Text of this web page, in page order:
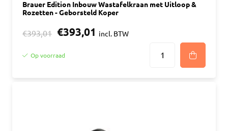
Brauer Edition Inbouw Wastafelkraan met Uitloop &
Rozetten - Geborsteld Koper
€393,01 €393,01 incl. BTW
Op voorraad